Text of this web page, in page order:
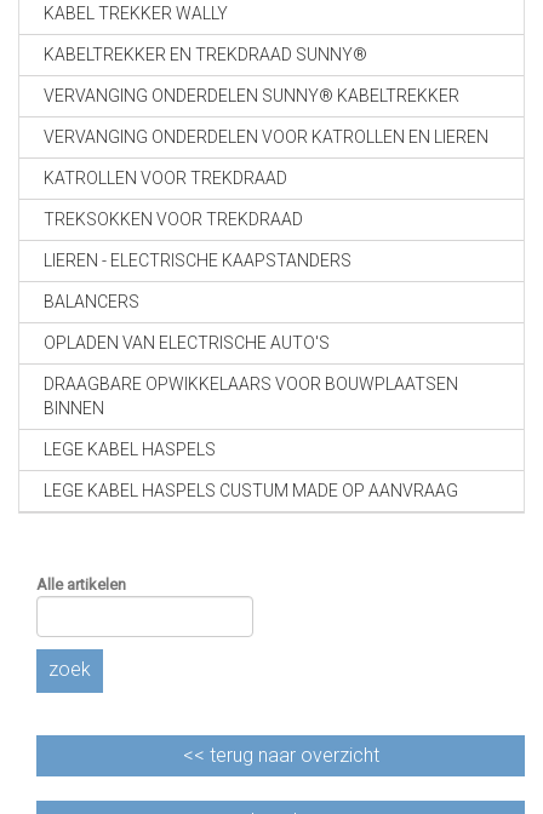
KABEL TREKKER WALLY
KABELTREKKER EN TREKDRAAD SUNNY®
VERVANGING ONDERDELEN SUNNY® KABELTREKKER
VERVANGING ONDERDELEN VOOR KATROLLEN EN LIEREN
KATROLLEN VOOR TREKDRAAD
TREKSOKKEN VOOR TREKDRAAD
LIEREN - ELECTRISCHE KAAPSTANDERS
BALANCERS
OPLADEN VAN ELECTRISCHE AUTO'S
DRAAGBARE OPWIKKELAARS VOOR BOUWPLAATSEN
BINNEN
LEGE KABEL HASPELS
LEGE KABEL HASPELS CUSTUM MADE OP AANVRAAG
Alle artikelen
zoek
<< terug naar overzicht